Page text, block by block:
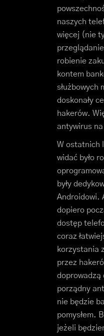
naszych
więcej (nie
robienie
kontem
służbowych
doskonały
hakerów.
antywirus
W ostatnich
widać było
były
Androidowi.
dopiero
dostęp
coraz
korzystania
przez
doprowadzą
porządny
nie będzie
pomysłem.
jeżeli